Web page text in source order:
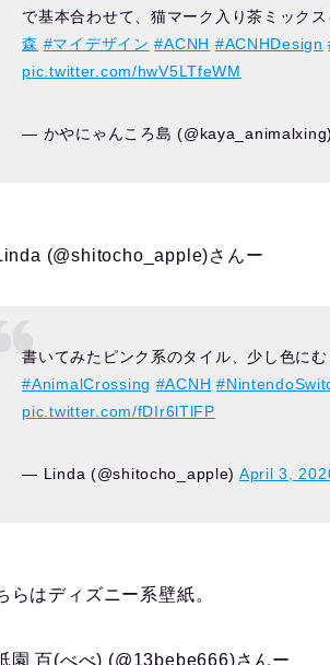
で基本合わせて、猫マーク入り茶ミック
森 #マイデザイン #ACNH #ACNHDesign
pic.twitter.com/hwV5LTfeWM
— かやにゃんころ島 (@kaya_animalxing)
(@shitocho_apple)さんー
書いてみたピンク系のタイル、少し色に
#AnimalCrossing #ACNH
pic.twitter.com/fDIr6lTlFP
— Linda (@shitocho_apple) April 3,
らはディズニー系壁紙。
園 百(べべ) (@13bebe666)さんー